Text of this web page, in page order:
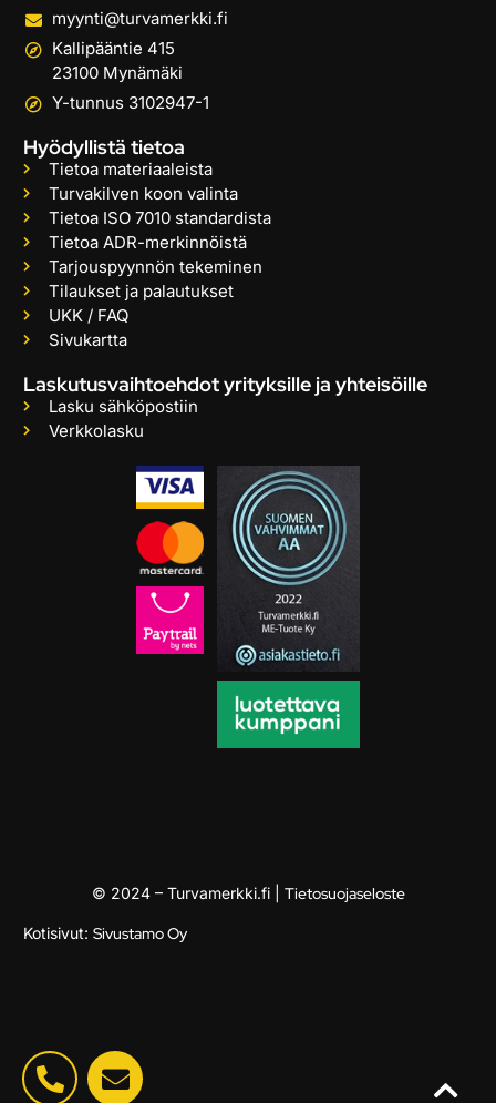
myynti@turvamerkki.fi
Kallipääntie 415
23100 Mynämäki
Y-tunnus 3102947-1
Hyödyllistä tietoa
Tietoa materiaaleista
Turvakilven koon valinta
Tietoa ISO 7010 standardista
Tietoa ADR-merkinnöistä
Tarjouspyynnön tekeminen
Tilaukset ja palautukset
UKK / FAQ
Sivukartta
Laskutusvaihtoehdot yrityksille ja yhteisöille
Lasku sähköpostiin
Verkkolasku
© 2024 – Turvamerkki.fi | Tietosuojaseloste
Kotisivut: Sivustamo Oy